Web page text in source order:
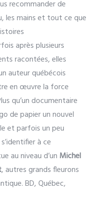
recommander de
les mains et tout ce que
après plusieurs
racontées, elles
auteur québécois
en œuvre la force
qu’un documentaire
de papier un nouvel
et parfois un peu
à ce
au niveau d’un Michel
, autres grands fleurons
BD, Québec,